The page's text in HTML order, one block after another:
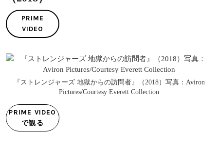
PRIME
VIDEO
『ストレンジャーズ 地獄からの訪問者』（2018）写真：Aviron
Pictures/Courtesy Everett Collection
PRIME VIDEO
で観る